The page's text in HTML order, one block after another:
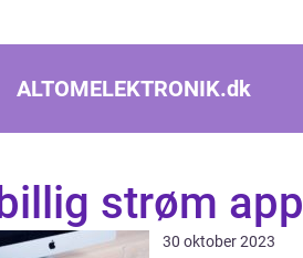
ALTOMELEKTRONIK.dk
billig strøm app
30 oktober 2023